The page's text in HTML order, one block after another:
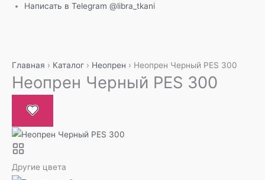
Написать в Telegram @libra_tkani
содержимому
Главная › Каталог › Неопрен › Неопрен Черный PES 300
Неопрен Черный PES 300
Другие цвета